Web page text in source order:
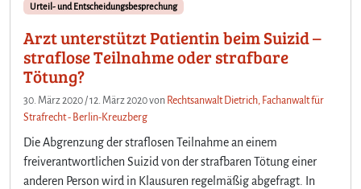
Urteil- und Entscheidungsbesprechung
Arzt unterstützt Patientin beim Suizid –
straflose Teilnahme oder strafbare
Tötung?
30. März 2020 /12. März 2020von Rechtsanwalt Dietrich, Fachanwalt für
Strafrecht - Berlin-Kreuzberg
Die Abgrenzung der straflosen Teilnahme an einem
freiverantwortlichen Suizid von der strafbaren Tötung einer
anderen Person wird in Klausuren regelmäßig abgefragt. In